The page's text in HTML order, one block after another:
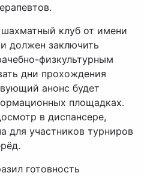
клуб от имени
должен заключить
физкультурным
дни прохождения
анонс будет
площадках.
в диспансере,
для участников турниров
готовность